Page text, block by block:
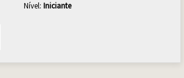
Nível: Iniciante